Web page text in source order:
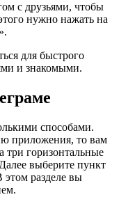
с друзьями, чтобы
нужно нажать на
для быстрого
и знакомыми.
способами.
приложения, то вам
горизонтальные
выберите пункт
разделе вы